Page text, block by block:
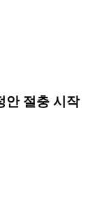
안 절충 시작